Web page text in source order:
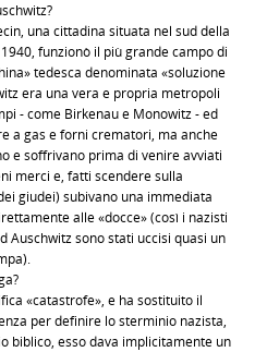
una cittadina situata nel sud della
funzionò il più grande campo di
tedesca denominata «soluzione
era una vera e propria metropoli
- come Birkenau e Monowitz - ed
a gas e forni crematori, ma anche
e soffrivano prima di venire avviati
merci e, fatti scendere sulla
giudei) subivano una immediata
alle «docce» (così i nazisti
Auschwitz sono stati uccisi quasi un
«catastrofe», e ha sostituito il
per definire lo sterminio nazista,
biblico, esso dava implicitamente un